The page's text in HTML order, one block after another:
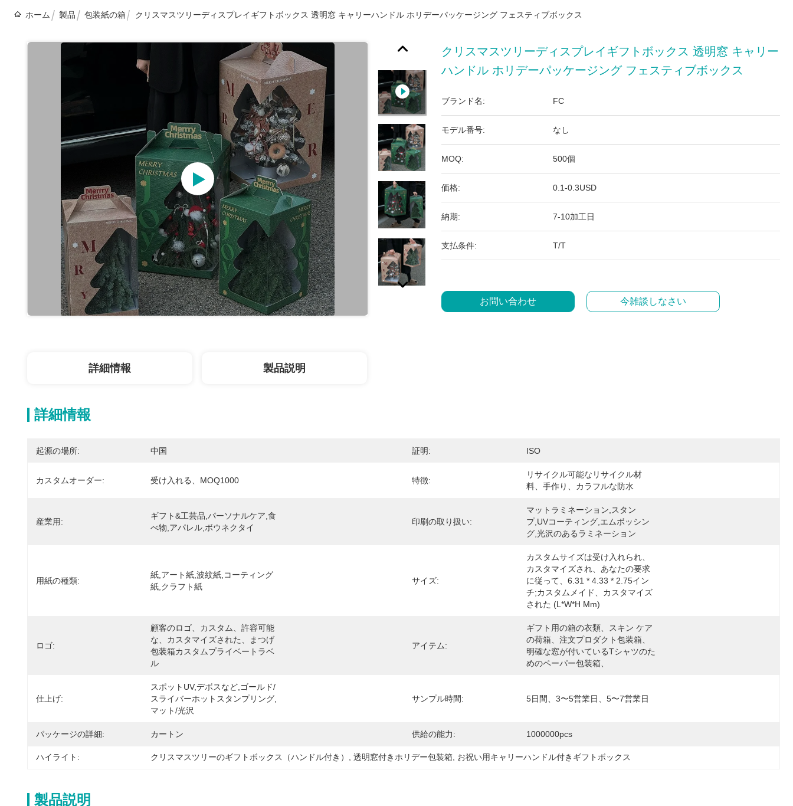
ホーム 製品 包装紙の箱 クリスマスツリーディスプレイギフトボックス 透明窓 キャリーハンドル ホリデーパッケージング フェスティブボックス
クリスマスツリーディスプレイギフトボックス 透明窓 キャリー
ハンドル ホリデーパッケージング フェスティブボックス
ブランド名: FC
モデル番号: なし
MOQ: 500個
価格: 0.1-0.3USD
納期: 7-10加工日
支払条件: T/T
お問い合わせ 今雑談しなさい
詳細情報 製品説明
詳細情報
起源の場所: 中国 証明: ISO
カスタムオーダー: 受け入れる、MOQ1000 特徴:
リサイクル可能なリサイクル材
料、手作り、カラフルな防水
産業用:
ギフト&工芸品,パーソナルケア,食
べ物,アパレル,ボウネクタイ
印刷の取り扱い:
マットラミネーション,スタン
プ,UVコーティング,エムボッシン
グ,光沢のあるラミネーション
用紙の種類:
紙,アート紙,波紋紙,コーティング
紙,クラフト紙
サイズ:
カスタムサイズは受け入れられ、
カスタマイズされ、あなたの要求
に従って、6.31 * 4.33 * 2.75イン
チ;カスタムメイド、カスタマイズ
された (L*W*H Mm)
ロゴ:
顧客のロゴ、カスタム、許容可能
な、カスタマイズされた、まつげ
包装箱カスタムプライベートラベ
ル
アイテム:
ギフト用の箱の衣類、スキン ケア
の荷箱、注文プロダクト包装箱、
明確な窓が付いているTシャツのた
めのペーパー包装箱、
仕上げ:
スポットUV,デボスなど,ゴールド/
スライバーホットスタンプリング,
マット/光沢
サンプル時間: 5日間、3〜5営業日、5〜7営業日
パッケージの詳細: カートン 供給の能力: 1000000pcs
ハイライト: クリスマスツリーのギフトボックス（ハンドル付き） 透明窓付きホリデー包装箱 お祝い用キャリーハンドル付きギフトボックス
製品説明